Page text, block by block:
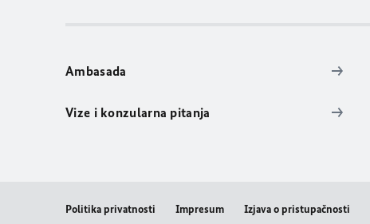
Ambasada
Vize i konzularna pitanja
Politika privatnosti Impresum Izjava o pristupačnosti